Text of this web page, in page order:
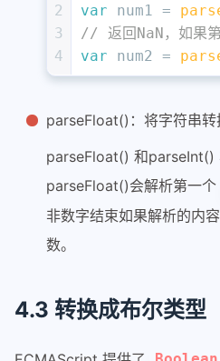
2
3
4
var num1 =
// 返回NaN，如果第
var num2 =
parseFloat()：将字符串转
parseFloat() 和parseInt()
parseFloat()会解析第一个
非数字结束如果解析的内
数。
4.3 转换成布尔类型